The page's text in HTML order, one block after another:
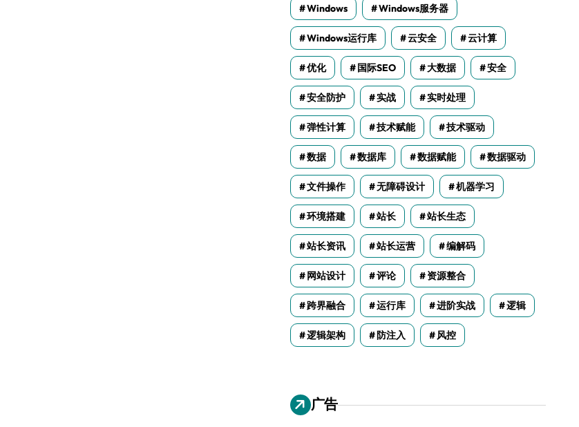
Windows Windows服务器
Windows运行库 云安全 云计算
优化 国际SEO 大数据 安全
安全防护 实战 实时处理
弹性计算 技术赋能 技术驱动
数据 数据库 数据赋能 数据驱动
文件操作 无障碍设计 机器学习
环境搭建 站长 站长生态
站长资讯 站长运营 编解码
网站设计 评论 资源整合
跨界融合 运行库 进阶实战 逻辑
逻辑架构 防注入 风控
广告